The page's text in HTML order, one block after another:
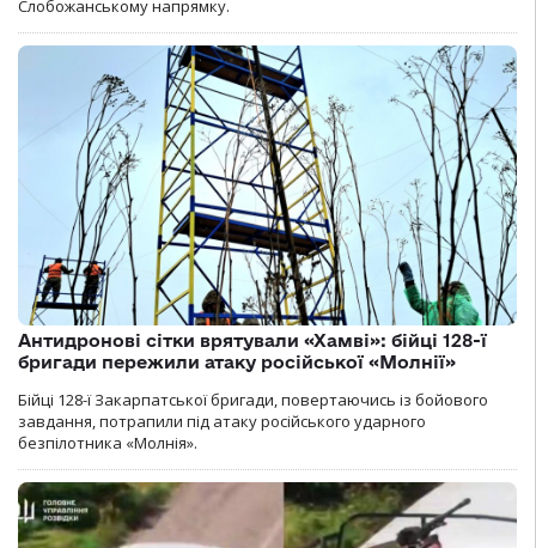
Слобожанському напрямку.
Антидронові сітки врятували «Хамві»: бійці 128-ї
бригади пережили атаку російської «Молнії»
Бійці 128-ї Закарпатської бригади, повертаючись із бойового
завдання, потрапили під атаку російського ударного
безпілотника «Молнія».